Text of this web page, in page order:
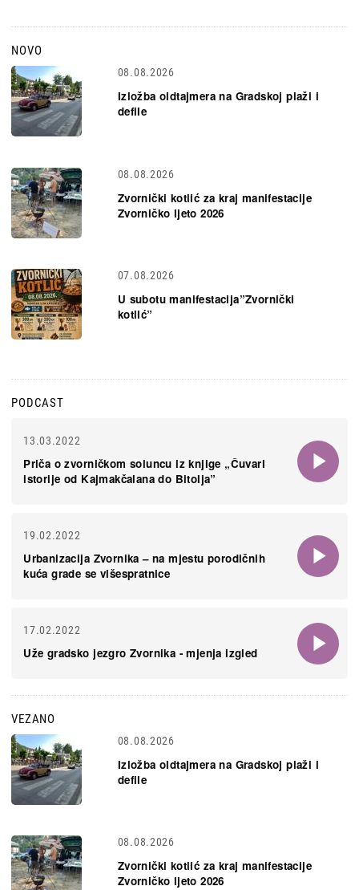
NOVO
08.08.2026
Izložba oldtajmera na Gradskoj plaži i
defile
08.08.2026
Zvornički kotlić za kraj manifestacije
Zvorničko ljeto 2026
07.08.2026
U subotu manifestacija”Zvornički
kotlić”
PODCAST
13.03.2022
Priča o zvorničkom soluncu iz knjige „Čuvari
istorije od Kajmakčalana do Bitolja”
19.02.2022
Urbanizacija Zvornika – na mjestu porodičnih
kuća grade se višespratnice
17.02.2022
Uže gradsko jezgro Zvornika - mjenja izgled
VEZANO
08.08.2026
Izložba oldtajmera na Gradskoj plaži i
defile
08.08.2026
Zvornički kotlić za kraj manifestacije
Zvorničko ljeto 2026